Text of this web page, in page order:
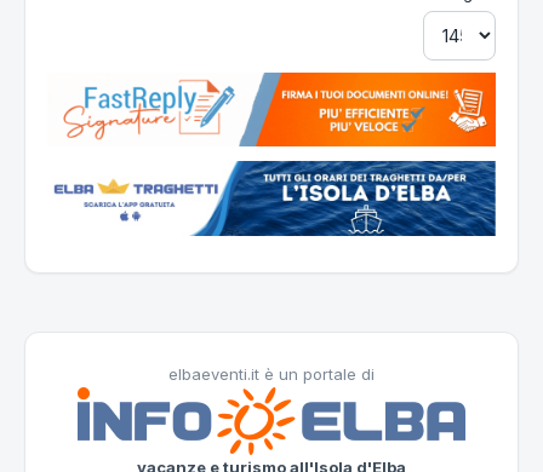
elbaeventi.it è un portale di
vacanze e turismo all'Isola d'Elba